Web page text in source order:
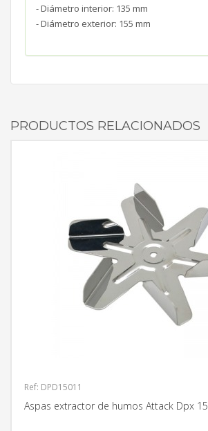
- Diámetro interior: 135 mm
- Diámetro exterior: 155 mm
PRODUCTOS RELACIONADOS
Ref: DPD15011
Aspas extractor de humos Attack Dpx 15